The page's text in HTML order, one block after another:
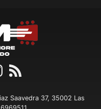
Saavedra 37, 35002 Las